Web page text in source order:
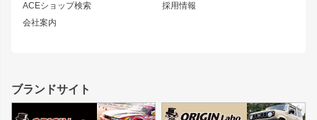
ACEショップ検索
会社案内
採用情報
スズキ
GS350
SC
MUD-S7
MUD-SR7
まつど家 鉄漢
ボンネット
フェンダー
サイドパーツ
リアゲート
メンテナンスパーツ
ブランドサイト